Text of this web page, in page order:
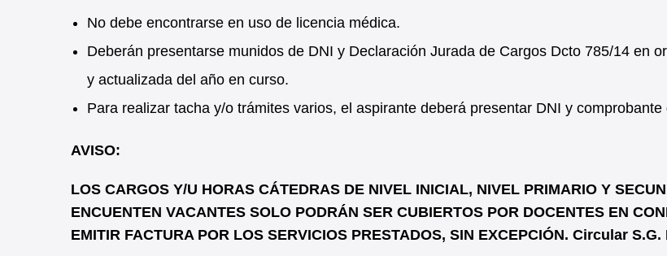
No debe encontrarse en uso de licencia médica.
Deberán presentarse munidos de DNI y Declaración Jurada de Cargos Dcto 785/14 en
y actualizada del año en curso.
Para realizar tacha y/o trámites varios, el aspirante deberá presentar DNI y comprobante
AVISO:
LOS CARGOS Y/U HORAS CÁTEDRAS DE NIVEL INICIAL, NIVEL PRIMARIO Y
ENCUENTEN VACANTES SOLO PODRÁN SER CUBIERTOS POR DOCENTES EN
EMITIR FACTURA POR LOS SERVICIOS PRESTADOS, SIN EXCEPCIÓN. Circular S.G.